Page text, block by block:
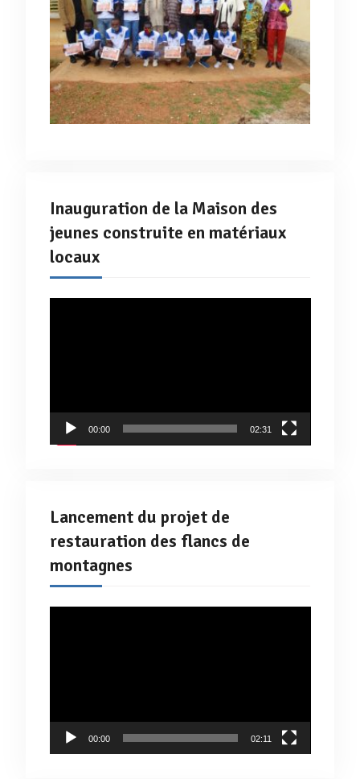
Inauguration de la Maison des
jeunes construite en matériaux
locaux
00:00 02:31
Lancement du projet de
restauration des flancs de
montagnes
00:00 02:11